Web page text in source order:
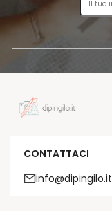
CONTATTACI
info@dipingilo.it